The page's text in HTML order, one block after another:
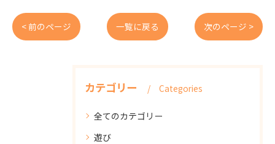
< 前のページ 一覧に戻る 次のページ >
カテゴリー Categories
全てのカテゴリー
遊び